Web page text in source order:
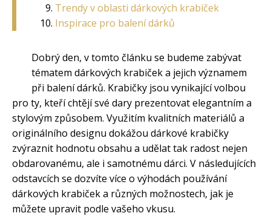
Trendy v oblasti dárkových krabiček
Inspirace pro balení dárků
Dobrý den, v tomto článku se budeme zabývat
tématem dárkových krabiček a jejich významem
při balení dárků. Krabičky jsou vynikající volbou
pro ty, kteří chtějí své dary prezentovat elegantním a
stylovým způsobem. Využitím kvalitních materiálů a
originálního designu dokážou dárkové krabičky
zvýraznit hodnotu obsahu a udělat tak radost nejen
obdarovanému, ale i samotnému dárci. V následujících
odstavcích se dozvíte více o výhodách používání
dárkových krabiček a různých možnostech, jak je
můžete upravit podle vašeho vkusu.